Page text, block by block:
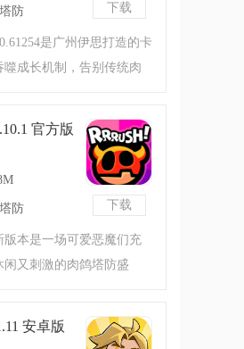
下载
防
是广州伊思打造的卡
成长机制，告别传统肉
配安卓手机也能流畅运
下载
官方版
防
版本是一场可爱恶魔们充
又刺激的肉鸽塔防盛
团突击！感兴趣的玩家快
安卓版